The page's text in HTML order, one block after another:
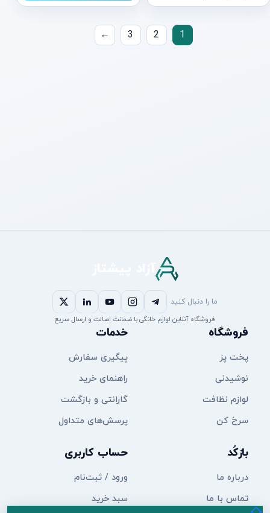
1
2
3
←
ما را دنبال کنید
فروشگاه آنلاین لوازم خانگی با ضمانت اصالت و ارسال سریع
فروشگاه
پخت پز
نوشیدنی
لوازم نظافت
سرخ کن
خدمات
پیگیری سفارش
راهنمای خرید
گارانتی و بازگشت
پرسش‌های متداول
بازکُد
درباره ما
تماس با ما
حساب کاربری
ورود / ثبت‌نام
سبد خرید